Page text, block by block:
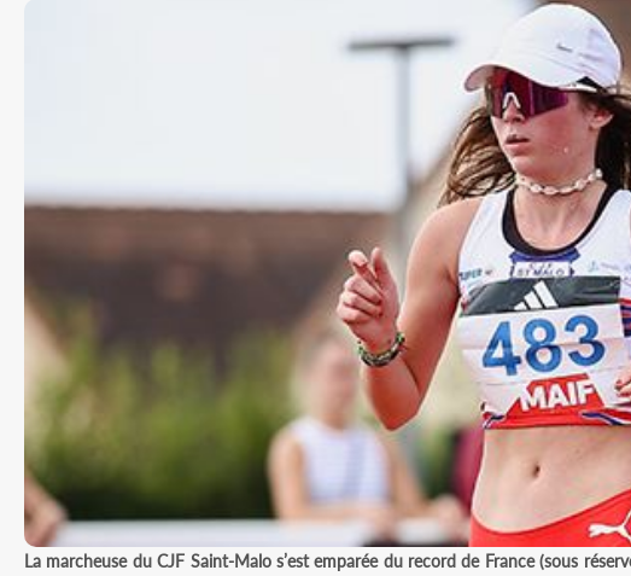
La marcheuse du CJF Saint-Malo s’est emparée du record de France (sous